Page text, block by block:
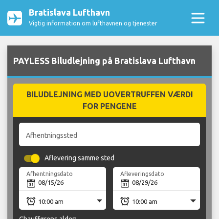
Bratislava Lufthavn
Vigtig information om lufthavnen og tjenester
PAYLESS Biludlejning på Bratislava Lufthavn
BILUDLEJNING MED UOVERTRUFFEN VÆRDI
FOR PENGENE
Afhentningssted
Aflevering samme sted
Afhentningsdato Afleveringsdato